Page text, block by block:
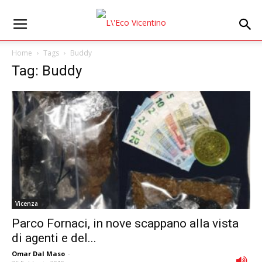
Home Tags Buddy
Tag: Buddy
Vicenza
Parco Fornaci, in nove scappano alla vista
di agenti e del...
Omar Dal Maso -